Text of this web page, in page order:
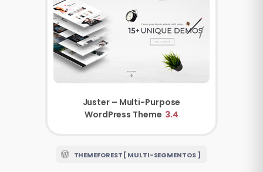
Juster – Multi-Purpose
WordPress Theme 3.4
THEMEFOREST [ MULTI-SEGMENTOS ]